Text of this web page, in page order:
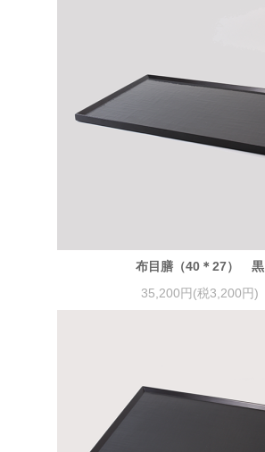
布目膳（40＊27） 黒
35,200円(税3,200円)